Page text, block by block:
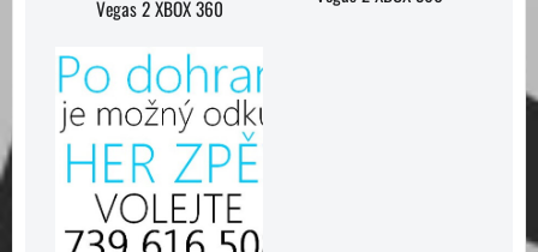
Vegas 2 XBOX 360